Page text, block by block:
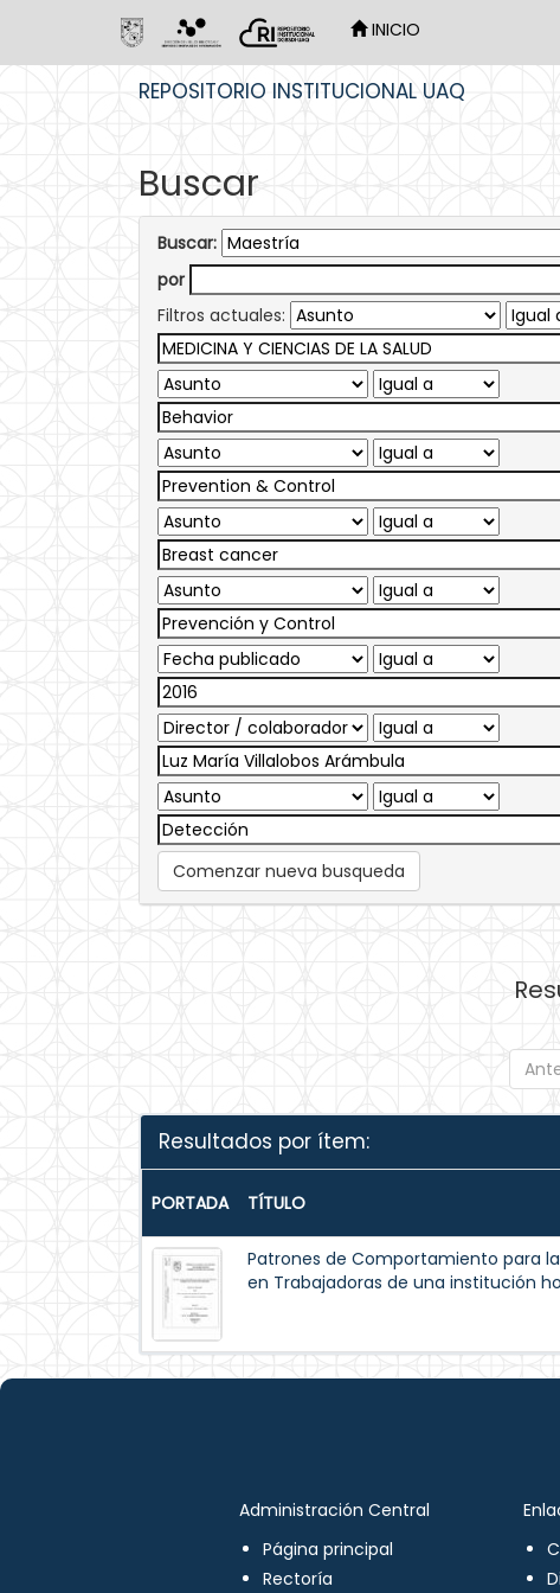
INICIO
REPOSITORIO INSTITUCIONAL UAQ
Buscar
Buscar:
por
Filtros actuales:
Comenzar nueva busqueda
Resultados por ítem:
PORTADA TÍTULO
Patrones de Comportamiento para
en Trabajadoras de una institución
Administración Central
Página principal
Rectoría